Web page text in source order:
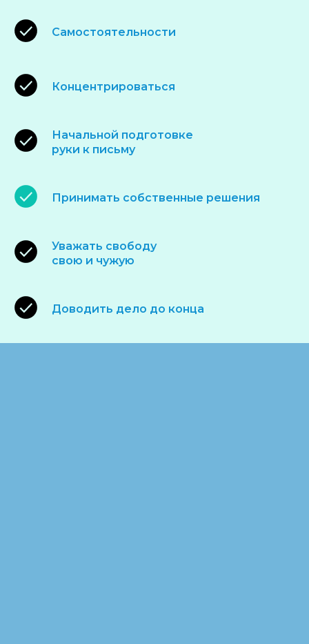
Самостоятельности
Концентрироваться
Начальной подготовке
руки к письму
Принимать собственные решения
Уважать свободу
свою и чужую
Доводить дело до конца